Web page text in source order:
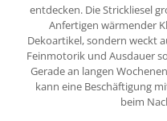
entdecken. Die Strickliesel
Anfertigen wärmender
Dekoartikel, sondern weckt
Feinmotorik und Ausdauer
Gerade an langen
kann eine Beschäftigung
beim